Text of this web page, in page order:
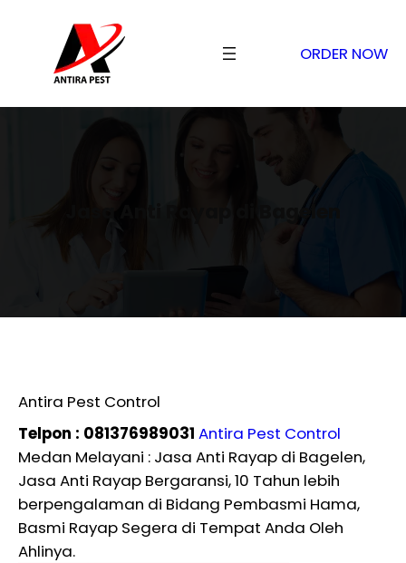
ORDER NOW
Antira Pest Control
Telpon : 081376989031 Antira Pest Control
Medan Melayani : Jasa Anti Rayap di Bagelen,
Jasa Anti Rayap Bergaransi, 10 Tahun lebih
berpengalaman di Bidang Pembasmi Hama,
Basmi Rayap Segera di Tempat Anda Oleh
Ahlinya.